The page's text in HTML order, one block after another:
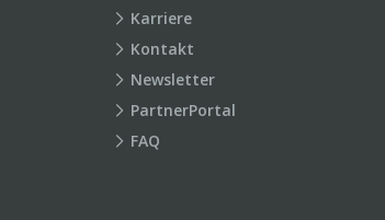
Karriere
Kontakt
Newsletter
PartnerPortal
FAQ